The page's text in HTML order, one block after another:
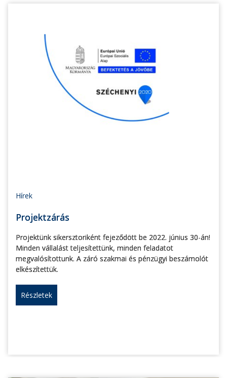
Hírek
Projektzárás
Projektünk sikersztoriként fejeződött be 2022. június 30-án!
Minden vállalást teljesítettünk, minden feladatot
megvalósítottunk. A záró szakmai és pénzügyi beszámolót
elkészítettük.
Részletek